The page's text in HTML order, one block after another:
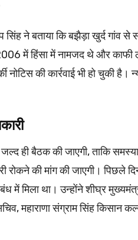
सिंह ने बताया कि बझैड़ा खुर्द गांव
2006 में हिंसा में नामजद थे और
की कार्रवाई भी हो चुकी है।
ही बैठक की जाएगी, ताकि
रोकने की मांग की जाएगी। पिछले
में मिला था। उन्होंने शीघ्र
महाराणा संग्राम सिंह किसान